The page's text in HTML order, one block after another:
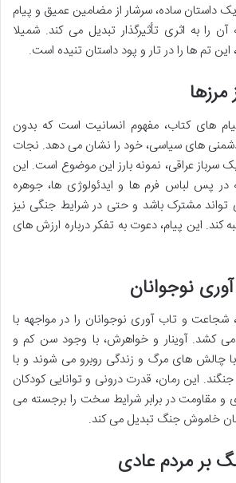
یک داستان ساده، سرشار از مضامین عمیق و پیام
را به اثری تأثیرگذار تبدیل می کند. شمیلا
تم ها را در تار و پود داستان تنیده است.
مرزها
های کتاب، مفهوم انسانیت است که بدون
های سیاسی، خود را نشان می دهد. نجات
سرباز عراقی، نمونه بارز این موضوع است. این
پس لباس فرم ها و ایدئولوژی ها، جوهره
مشترک باشد و حتی در شرایط جنگی نیز
کند. این پیام، دعوت به تفکر درباره ارزش های
نوجوانان
شجاعت و تاب آوری نوجوانان را در مواجهه با
کشد. آوینار و خواهرش، با وجود سن کم و
چالش های مرگ و زندگی روبرو می شوند و با
این رمان، قدرت درونی و توانایی کودکان
و مقاومت در برابر شرایط سخت را برجسته می
خاموش جنگ تبدیل می کند.
بر مردم عادی